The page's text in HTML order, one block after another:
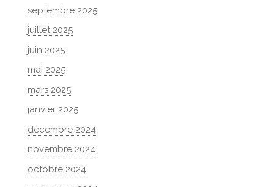
septembre 2025
juillet 2025
juin 2025
mai 2025
mars 2025
janvier 2025
décembre 2024
novembre 2024
octobre 2024